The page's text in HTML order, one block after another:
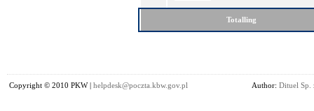
Totalling
Copyright © 2010 PKW | helpdesk@poczta.kbw.gov.pl Author: Dituel Sp.